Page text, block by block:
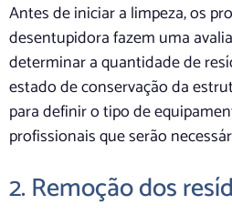
Antes de iniciar a limpeza, os
desentupidora fazem uma
determinar a quantidade de
estado de conservação da
para definir o tipo de
profissionais que serão
2. Remoção dos